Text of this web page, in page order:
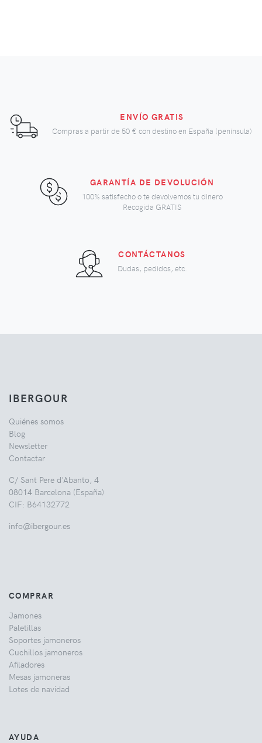
ENVÍO GRATIS
Compras a partir de 50 € con destino en España (península)
GARANTÍA DE DEVOLUCIÓN
100% satisfecho o te devolvemos tu dinero
Recogida GRATIS
CONTÁCTANOS
Dudas, pedidos, etc.
IBERGOUR
Quiénes somos
Blog
Newsletter
Contactar
C/ Sant Pere d'Abanto, 4
08014 Barcelona (España)
CIF: B64132772
info@ibergour.es
COMPRAR
Jamones
Paletillas
Soportes jamoneros
Cuchillos jamoneros
Afiladores
Mesas jamoneras
Lotes de navidad
AYUDA